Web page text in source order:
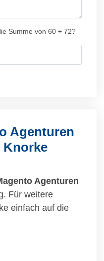
Summe von 60 + 72?
Agenturen
Knorke
Agenturen
Für weitere
einfach auf die